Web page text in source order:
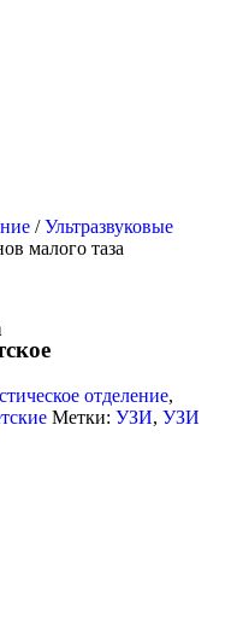
/Ультразвуковые
малого таза
отделение,
Метки: УЗИ, УЗИ